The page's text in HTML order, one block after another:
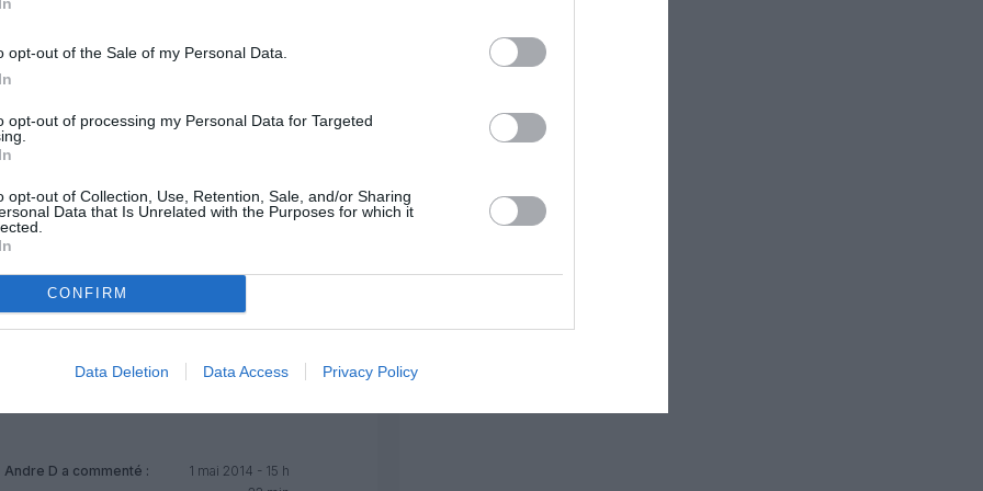
opt-out of the Sale of my Personal Data.
opt-out of processing my Personal Data for Targeted
opt-out of Collection, Use, Retention, Sale, and/or Sharing
Data that Is Unrelated with the Purposes for which it
CONFIRM
Data Deletion Data Access Privacy Policy
la pièce de théâtre, le
vivant payé par la collectivité…. Il
min
comme un veau et joindre
à toutes celles qui parlent du
citoyen.
qui devient relou… autant
Andre D a commenté :
1 mai 2014 - 15 h